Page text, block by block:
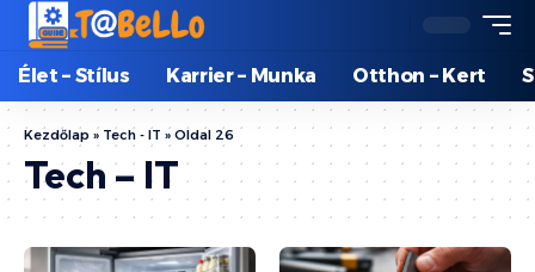
Élet – Stílus Karrier – Munka Otthon – Kert
Kezdőlap » Tech - IT » Oldal 26
Tech – IT